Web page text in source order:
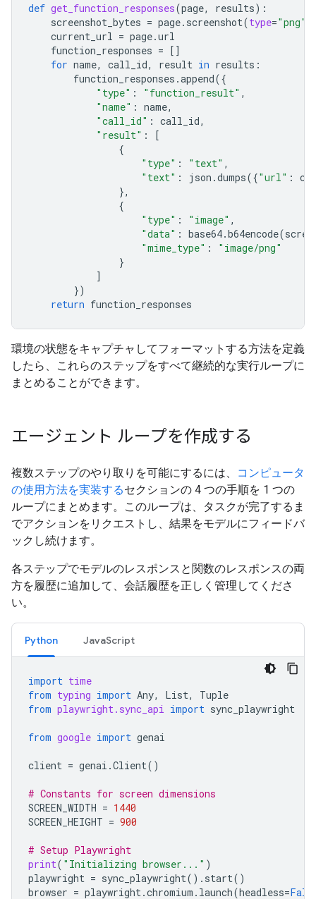
def get_function_responses(page, results):
screenshot_bytes = page. screenshot(type="png"
current_url = page.url
function_responses = []
for name, call_id, result in results :
function_responses .append({
"type" : "function_result" ,
"name" : name,
"call_id" : call_id,
"result" :
[
{
"type" : "text" ,
"text" : json .dumps({"url" :
},
{
"type" : "image" ,
"data" : base64.b64encode(
"mime_type" :
"image/png"
}
]
})
return function_responses
環境の状態をキャプチャしてフォーマットする方法を定義
したら、これらのステップをすべて継続的な実行ループに
まとめることができます。
エージェント ループを作成する
複数ステップのやり取りを可能にするには、
コンピュータ
の使用方法を実装するセクションの 4 つの手順を 1 つの
ループにまとめます。このループは、タスクが完了するま
でアクションをリクエストし、結果をモデルにフィードバ
ックし続けます。
各ステップでモデルのレスポンスと関数のレスポンスの両
方を履歴に追加して、会話履歴を正しく管理してくださ
い。
Python JavaScript
import time
from typing import Any, List,
Tuple
from playwright.sync_api import sync_playwright
from google import genai
client = genai .Client()
# Constants for screen dimensions
SCREEN_WIDTH = 1440
SCREEN_HEIGHT = 900
# Setup Playwright
print( "Initializing browser..." )
playwright = sync_playwright() . start()
browser = playwright.chromium . launch(headless=